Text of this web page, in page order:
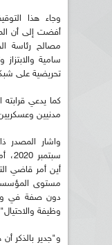
وجاء هذا
أفضت إلى أن
مصالح رئاسة
سامية
تحريضية على
كما يدعي
مدنيين
أين أمر قاضي
مستوى المؤسسة
دون صفة في
وظيفة